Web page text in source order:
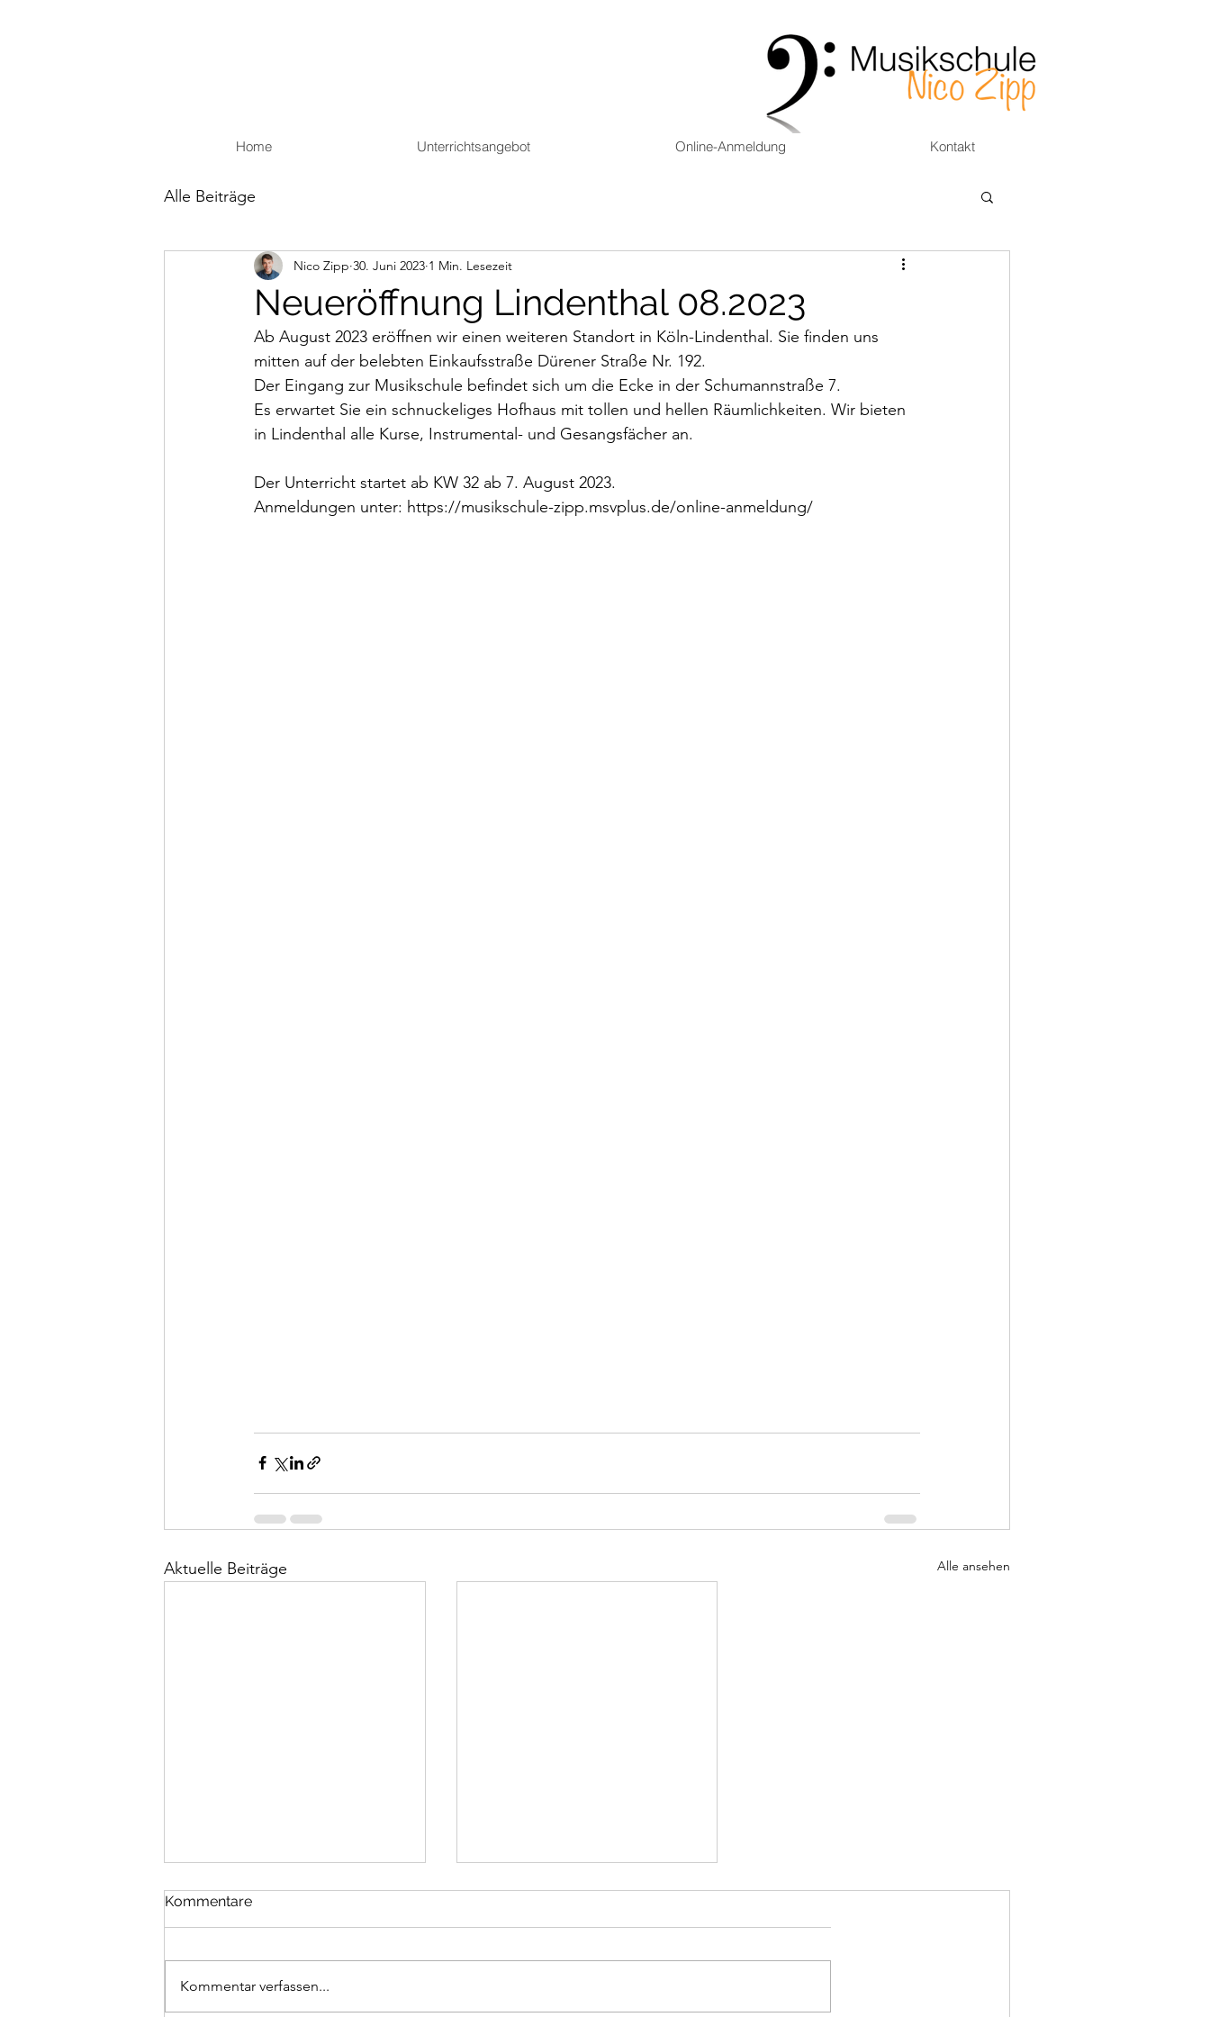
Home Unterrichtsangebot Online-Anmeldung Kontakt
Alle Beiträge
Neueröffnung Lindenthal 08.2023
Nico Zipp 30. Juni 2023 1 Min. Lesezeit
Ab August 2023 eröffnen wir einen weiteren Standort in Köln-Lindenthal. Sie finden uns
mitten auf der belebten Einkaufsstraße Dürener Straße Nr. 192.
Der Eingang zur Musikschule befindet sich um die Ecke in der Schumannstraße 7.
Es erwartet Sie ein schnuckeliges Hofhaus mit tollen und hellen Räumlichkeiten. Wir bieten
in Lindenthal alle Kurse, Instrumental- und Gesangsfächer an.
Der Unterricht startet ab KW 32 ab 7. August 2023.
Anmeldungen unter: https://musikschule-zipp.msvplus.de/online-anmeldung/
Aktuelle Beiträge Alle ansehen
✨ Teamvorstellung ✨
Kommentare
Kommentar verfassen...